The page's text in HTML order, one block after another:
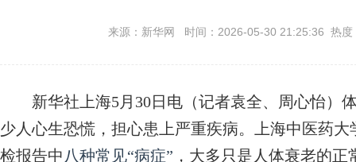
来源：新华网 时间：2026-05-30 21:25:36 热
新华社上海5月30日电（记者袁全、周心怡）
少人心生恐慌，担心患上严重疾病。上海中医药
检报告中 八种常见“病症” ，大多只是人体衰老的